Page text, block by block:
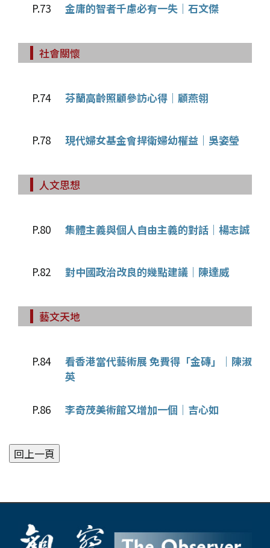
P.73 金庸的智者千慮必有一失｜石文傑
社會關懷
P.74 芬蘭高齡照顧參訪心得｜顧燕翎
P.78 現代婦女基金會捍衛婦幼權益｜吳姿瑩
人文思想
P.80 集體主義與個人自由主義的對話｜楊志誠
P.82 對中國政治改良的幾點建議｜陳達威
藝文天地
P.84
看香港當代藝術展 免費得「金磚」｜陳淑
英
P.86 李奇茂美術館又增加一個｜吉心如